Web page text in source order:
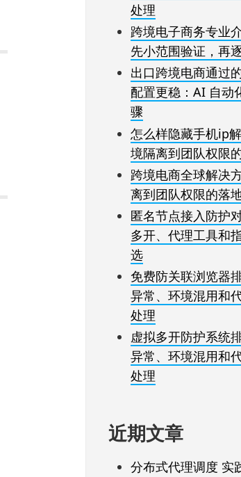
处理
跨境电子商务专业
先小范围验证，再
出口跨境电商通过
配置更稳：AI 自动
骤
怎么样隐藏手机ip
境隔离到团队权限
跨境电商全球解决
离到团队权限的落
匿名节点接入防护
多开、代理工具和
选
免费防关联浏览器
异常、环境混用和
处理
虚拟多开防护系统
异常、环境混用和
处理
近期文章
分布式代理调度 实